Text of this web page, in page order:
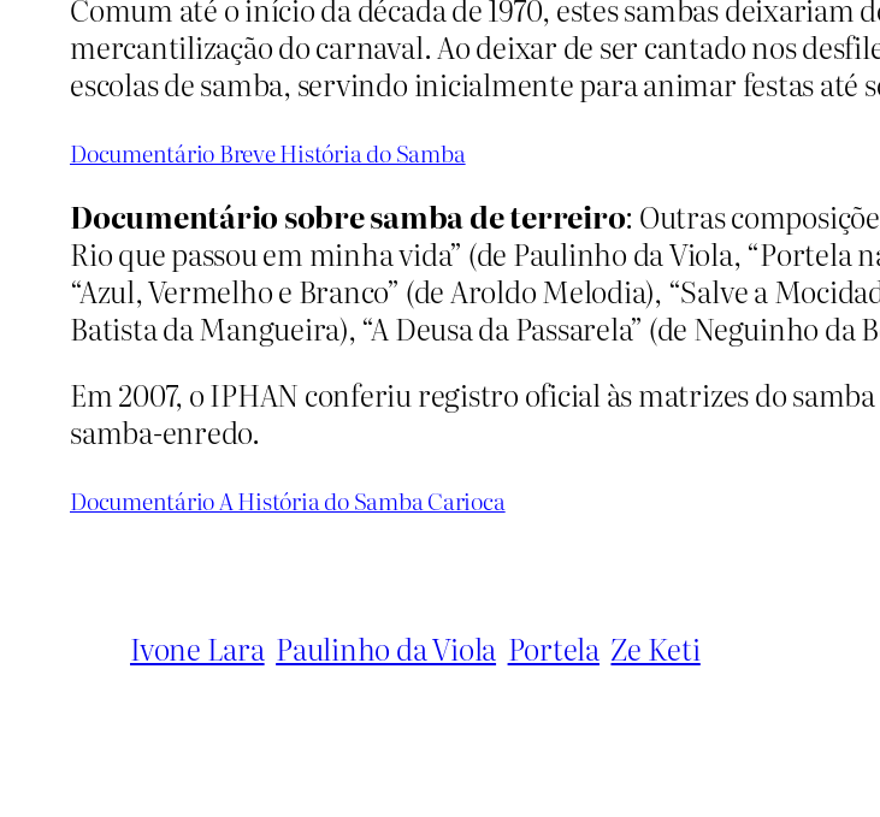
Comum até o início da década de 1970, estes sambas deixariam
mercantilização do carnaval. Ao deixar de ser cantado nos
escolas de samba, servindo inicialmente para animar festas
Documentário Breve História do Samba
Documentário sobre samba de terreiro: Outras
Rio que passou em minha vida” (de Paulinho da Viola, “Portela
“Azul, Vermelho e Branco” (de Aroldo Melodia), “Salve a
Batista da Mangueira), “A Deusa da Passarela” (de Neguinho da
Em 2007, o IPHAN conferiu registro oficial às matrizes do
samba-enredo.
Documentário A História do Samba Carioca
Ivone Lara Paulinho da Viola Portela Ze Keti